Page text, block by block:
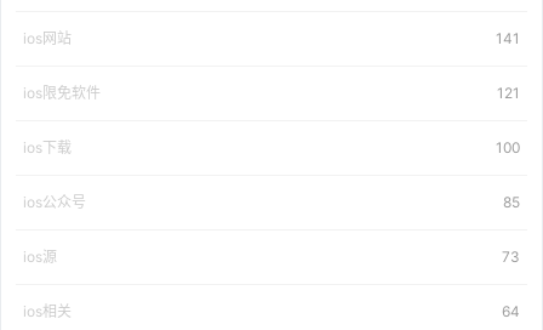
ios网站 141
ios限免软件 121
ios下载 100
ios公众号 85
ios源 73
ios相关 64